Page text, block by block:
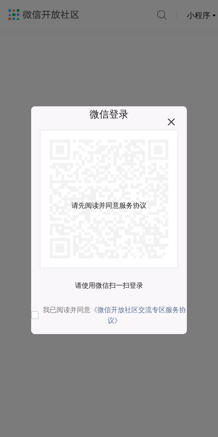
小程序
微信登录
请先阅读并同意服务协议
请使用微信扫一扫登录
我已阅读并同意 《微信开放社区交流专区服务协
议》